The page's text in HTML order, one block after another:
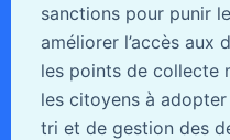
sanctions pour punir
améliorer l’accès aux
les points de collecte
les citoyens à
tri et de gestion des